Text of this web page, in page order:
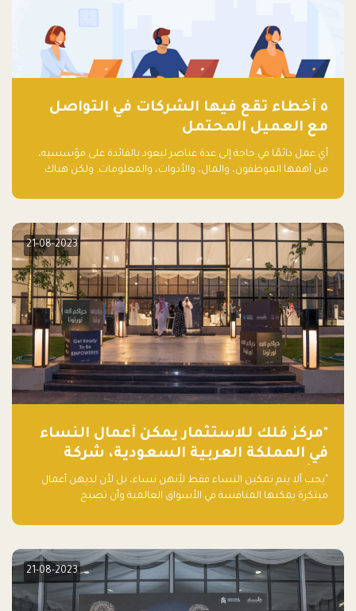
٥ أخطاء تقع فيها الشركات في التواصل
مع العميل المحتمل
أي عمل دائمًا في حاجة إلى عدة عناصر ليعود بالفائدة على مؤسسيه،
من أهمها الموظفون، والمال، والأدوات، والمعلومات. ولكن هناك
أساسه ذلك العمل.
21-08-2023
"مركز فلك للاستثمار يمكّن أعمال النساء
في المملكة العربية السعودية، شركة
ناشئة تلو الأخرى."
"يجب ألا يتم تمكين النساء فقط لأنهن نساء، بل لأن لديهن أعمال
مبتكرة يمكنها المنافسة في الأسواق العالمية وأن تصبح
21-08-2023